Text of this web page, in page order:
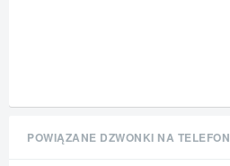
POWIĄZANE DZWONKI NA TELEFON